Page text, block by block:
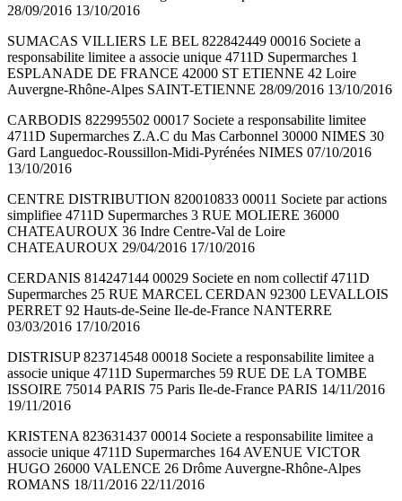
28/09/2016 13/10/2016
SUMACAS VILLIERS LE BEL 822842449 00016 Societe a
responsabilite limitee a associe unique 4711D Supermarches 1
ESPLANADE DE FRANCE 42000 ST ETIENNE 42 Loire
Auvergne-Rhône-Alpes SAINT-ETIENNE 28/09/2016 13/10/2016
CARBODIS 822995502 00017 Societe a responsabilite limitee
4711D Supermarches Z.A.C du Mas Carbonnel 30000 NIMES 30
Gard Languedoc-Roussillon-Midi-Pyrénées NIMES 07/10/2016
13/10/2016
CENTRE DISTRIBUTION 820010833 00011 Societe par actions
simplifiee 4711D Supermarches 3 RUE MOLIERE 36000
CHATEAUROUX 36 Indre Centre-Val de Loire
CHATEAUROUX 29/04/2016 17/10/2016
CERDANIS 814247144 00029 Societe en nom collectif 4711D
Supermarches 25 RUE MARCEL CERDAN 92300 LEVALLOIS
PERRET 92 Hauts-de-Seine Ile-de-France NANTERRE
03/03/2016 17/10/2016
DISTRISUP 823714548 00018 Societe a responsabilite limitee a
associe unique 4711D Supermarches 59 RUE DE LA TOMBE
ISSOIRE 75014 PARIS 75 Paris Ile-de-France PARIS 14/11/2016
19/11/2016
KRISTENA 823631437 00014 Societe a responsabilite limitee a
associe unique 4711D Supermarches 164 AVENUE VICTOR
HUGO 26000 VALENCE 26 Drôme Auvergne-Rhône-Alpes
ROMANS 18/11/2016 22/11/2016